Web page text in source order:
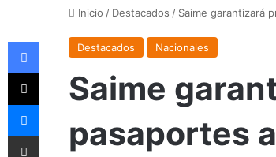
Inicio / Destacados / Saime garantizará
Destacados Nacionales
Saime
pasaportes
Facebook
X
Messenger
Compartir por correo electrónico